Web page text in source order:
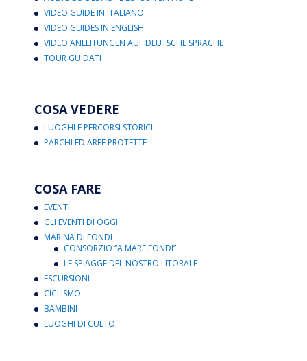
VIDEO GUIDE IN ITALIANO
VIDEO GUIDES IN ENGLISH
VIDEO ANLEITUNGEN AUF DEUTSCHE SPRACHE
TOUR GUIDATI
COSA VEDERE
LUOGHI E PERCORSI STORICI
PARCHI ED AREE PROTETTE
COSA FARE
EVENTI
GLI EVENTI DI OGGI
MARINA DI FONDI
CONSORZIO “A MARE FONDI”
LE SPIAGGE DEL NOSTRO LITORALE
ESCURSIONI
CICLISMO
BAMBINI
LUOGHI DI CULTO